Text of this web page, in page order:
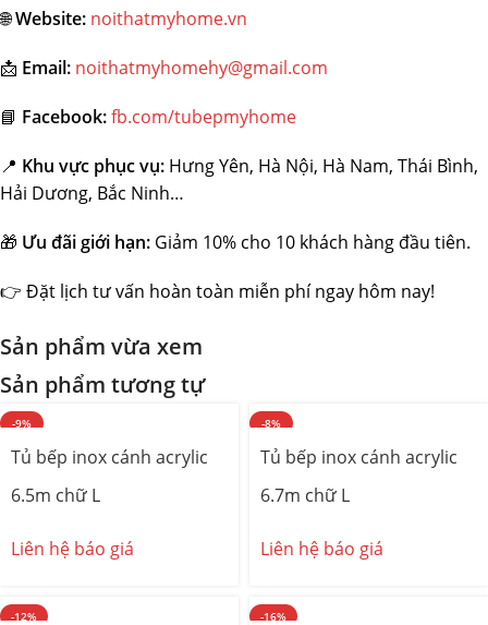
🌐Website: noithatmyhome.vn
📩 Email: noithatmyhomehy@gmail.com
📘 Facebook:fb.com/tubepmyhome
📍 Khu vực phục vụ: Hưng Yên, Hà Nội, Hà Nam, Thái Bình,
Hải Dương, Bắc Ninh…
🎁 Ưu đãi giới hạn: Giảm 10% cho 10 khách hàng đầu tiên.
👉 Đặt lịch tư vấn hoàn toàn miễn phí ngay hôm nay!
Sản phẩm vừa xem
Sản phẩm tương tự
-9%
Tủ bếp inox cánh acrylic
6.5m chữ L
Liên hệ báo giá
-8%
Tủ bếp inox cánh acrylic
6.7m chữ L
Liên hệ báo giá
-12% -16%